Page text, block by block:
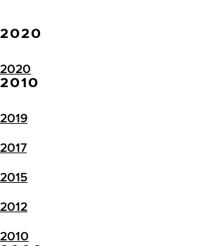
2020
2020
2010
2019
2017
2015
2012
2010